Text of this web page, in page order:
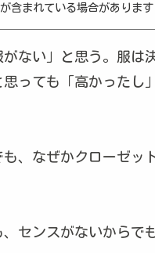
含まれている場合があります
ない」と思う。服は
っても「高かったし
、なぜかクローゼッ
センスがないからで